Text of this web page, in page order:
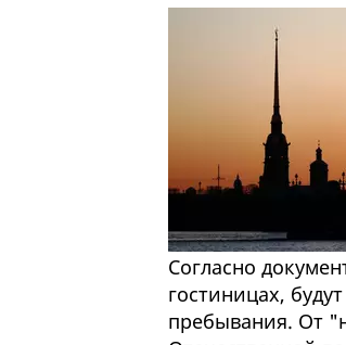
Согласно
гостиницах,
пребывания. От